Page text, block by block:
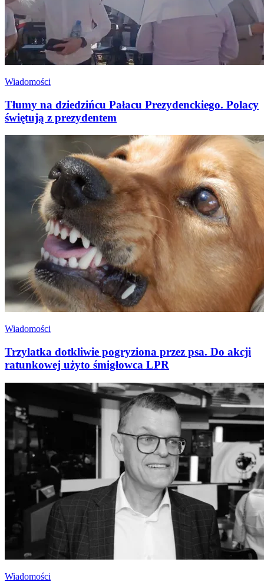
Wiadomości
Tłumy na dziedzińcu Pałacu Prezydenckiego. Polacy
świętują z prezydentem
Wiadomości
Trzylatka dotkliwie pogryziona przez psa. Do akcji
ratunkowej użyto śmigłowca LPR
Wiadomości